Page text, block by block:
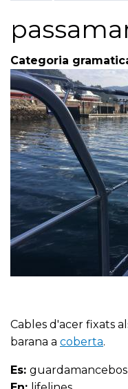
Categoria
Cables d'acer fixats
barana a coberta.
Es: guardamancebos